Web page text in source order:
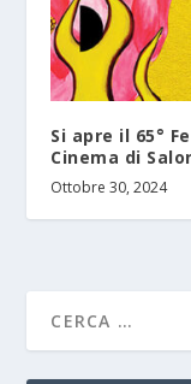
Si apre il 65°
Cinema di
Ottobre 30, 2024